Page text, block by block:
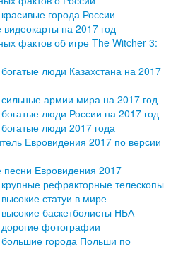
города России
на 2017 год
фактов об игре The Witcher 3:
люди Казахстана на 2017
армии мира на 2017 год
люди России на 2017 год
люди 2017 года
Евровидения 2017 по версии
Евровидения 2017
рефракторные телескопы
статуи в мире
баскетболисты НБА
фотографии
города Польши по